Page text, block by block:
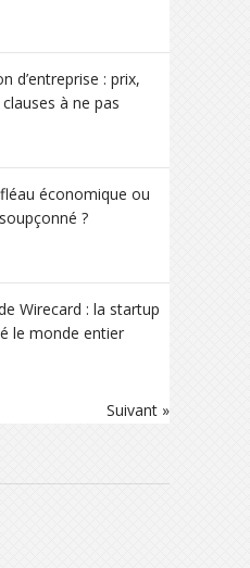
d’entreprise : prix,
à ne pas
économique ou
?
Wirecard : la startup
le monde entier
Suivant »